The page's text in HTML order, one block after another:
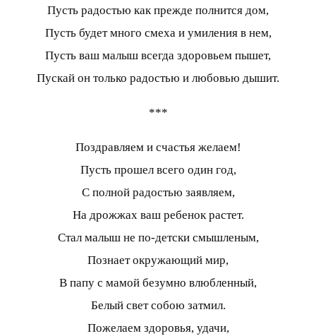
Пусть радостью как прежде полнится дом,
Пусть будет много смеха и умиления в нем,
Пусть ваш малыш всегда здоровьем пышет,
Пускай он только радостью и любовью дышит.
***
Поздравляем и счастья желаем!
Пусть прошел всего один год,
С полной радостью заявляем,
На дрожжах ваш ребенок растет.
Стал малыш не по-детски смышленым,
Познает окружающий мир,
В папу с мамой безумно влюбленный,
Белый свет собою затмил.
Пожелаем здоровья, удачи,